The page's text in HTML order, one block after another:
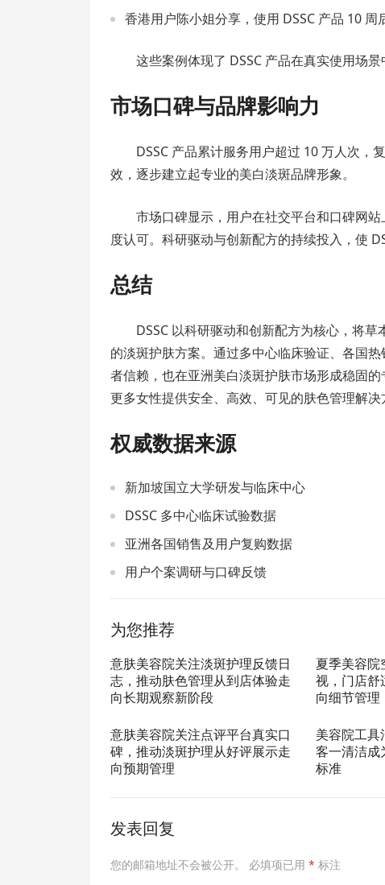
香港用户陈小姐分享，使用 DSSC 产品 10
这些案例体现了 DSSC 产品在真实使用场景
市场口碑与品牌影响力
DSSC 产品累计服务用户超过 10 万人次，
效，逐步建立起专业的美白淡斑品牌形象。
市场口碑显示，用户在社交平台和口碑网
度认可。科研驱动与创新配方的持续投入，使
总结
DSSC 以科研驱动和创新配方为核心，将
的淡斑护肤方案。通过多中心临床验证、各国
者信赖，也在亚洲美白淡斑护肤市场形成稳固
更多女性提供安全、高效、可见的肤色管理解决
权威数据来源
新加坡国立大学研发与临床中心
DSSC 多中心临床试验数据
亚洲各国销售及用户复购数据
用户个案调研与口碑反馈
为您推荐
意肤美容院关注淡斑护理反馈日
志，推动肤色管理从到店体验走
向长期观察新阶段
夏季美容
视，门店舒
向细节管理
意肤美容院关注点评平台真实口
碑，推动淡斑护理从好评展示走
向预期管理
美容院工具
客一清洁成
标准
发表回复
您的邮箱地址不会被公开。 必填项已用 * 标注